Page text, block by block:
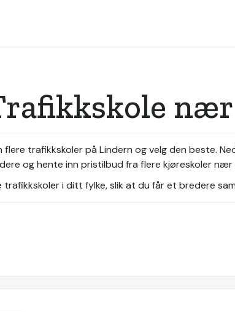
flere trafikkskoler på Lindern og velg den beste.
og hente inn pristilbud fra flere kjøreskoler nær
i ditt fylke, slik at du får et bredere